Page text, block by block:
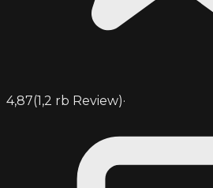
4,87(1,2 rb Review)·